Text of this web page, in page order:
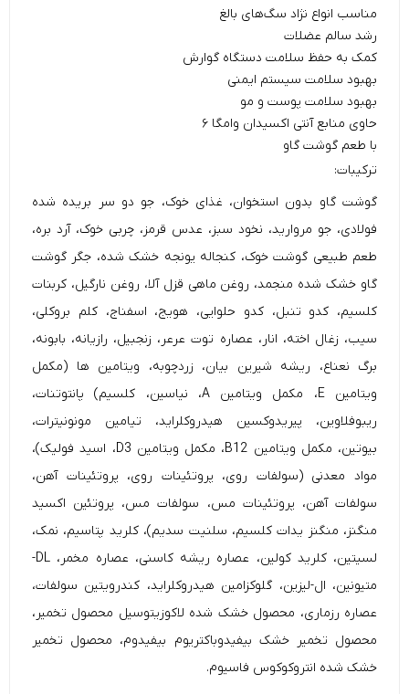
مناسب انواع نژاد سگ‌های بالغ
رشد سالم عضلات
کمک به حفظ سلامت دستگاه گوارش
بهبود سلامت سیستم ایمنی
بهبود سلامت پوست و مو
حاوی منابع آنتی اکسیدان وامگا ۶
با طعم گوشت گاو
ترکیبات:
گوشت گاو بدون استخوان، غذای خوک، جو دو سر بریده شده
فولادی، جو مروارید، نخود سبز، عدس قرمز، چربی خوک، آرد بره،
طعم طبیعی گوشت خوک، کنجاله یونجه خشک شده، جگر گوشت
گاو خشک شده منجمد، روغن ماهی قزل آلا، روغن نارگیل، کربنات
کلسیم، کدو تنبل، کدو حلوایی، هویج، اسفناج، کلم بروکلی،
سیب، زغال اخته، انار، عصاره توت عرعر، زنجبیل، رازیانه، بابونه،
برگ نعناع، ​​ریشه شیرین بیان، زردچوبه، ویتامین ها (مکمل
ویتامین E، مکمل ویتامین A، نیاسین، کلسیم) پانتوتنات،
ریبوفلاوین، پیریدوکسین هیدروکلراید، تیامین مونونیترات،
بیوتین، مکمل ویتامین B12، مکمل ویتامین D3، اسید فولیک)،
مواد معدنی (سولفات روی، پروتئینات روی، پروتئینات آهن،
سولفات آهن، پروتئینات مس، سولفات مس، پروتئین اکسید
منگنز، منگنز یدات کلسیم، سلنیت سدیم)، کلرید پتاسیم، نمک،
لسیتین، کلرید کولین، عصاره ریشه کاسنی، عصاره مخمر، DL-
متیونین، ال-لیزین، گلوکزامین هیدروکلراید، کندرویتین سولفات،
عصاره رزماری، محصول خشک شده لاکوزیتوسیل محصول تخمیر،
محصول تخمیر خشک بیفیدوباکتریوم بیفیدوم، محصول تخمیر
خشک شده انتروکوکوس فاسیوم.